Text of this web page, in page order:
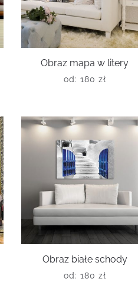
Obraz mapa w litery
od: 180 zł
Obraz białe schody
od: 180 zł